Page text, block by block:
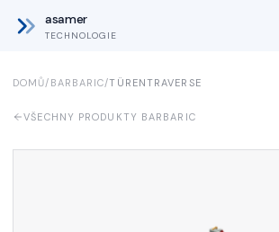
asamer
TECHNOLOGIE
DOMŮ/ BARBARIC/TÜRENTRAVERSE
VŠECHNY PRODUKTY BARBARIC